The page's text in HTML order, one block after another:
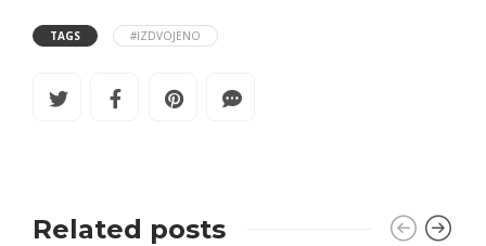
TAGS #IZDVOJENO
Related posts